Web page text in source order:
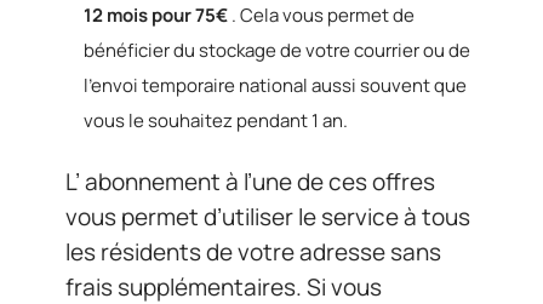
12 mois pour 75€. Cela vous permet de
bénéficier du stockage de votre courrier ou de
l’envoi temporaire national aussi souvent que
vous le souhaitez pendant 1 an.
L’ abonnement à l’une de ces offres
vous permet d’utiliser le service à tous
les résidents de votre adresse sans
frais supplémentaires. Si vous